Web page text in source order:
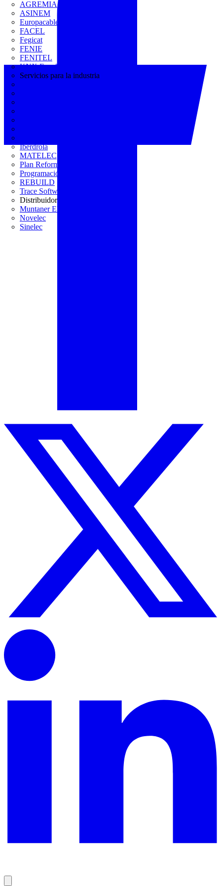
AGREMIA
ASINEM
Europacable
FACEL
Fegicat
FENIE
FENITEL
KNX España
Servicios para la industria
Iberdrola
MATELEC
Plan Reforma
Programación Integral
REBUILD
Trace Software
Distribuidor
Muntaner Electro
Novelec
Sinelec